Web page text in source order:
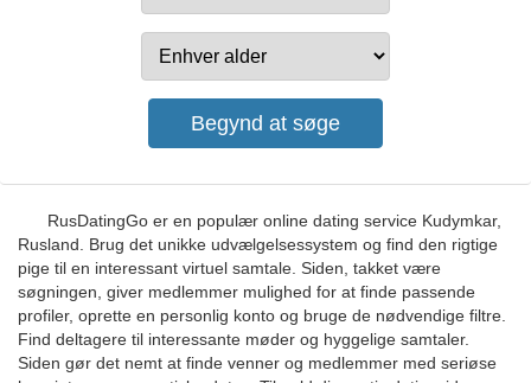
RusDatingGo er en populær online dating service Kudymkar,
Rusland. Brug det unikke udvælgelsessystem og find den rigtige
pige til en interessant virtuel samtale. Siden, takket være
søgningen, giver medlemmer mulighed for at finde passende
profiler, oprette en personlig konto og bruge de nødvendige filtre.
Find deltagere til interessante møder og hyggelige samtaler.
Siden gør det nemt at finde venner og medlemmer med seriøse